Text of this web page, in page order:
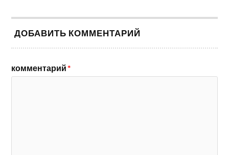
ДОБАВИТЬ КОММЕНТАРИЙ
комментарий*